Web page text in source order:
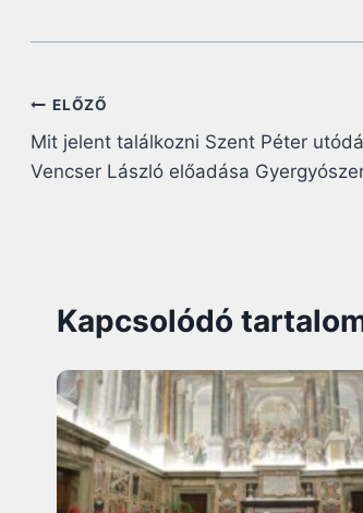
Bejegyzés
navigáció
ELŐZŐ
Mit jelent találkozni Szent Péter
Vencser László előadása
Kapcsolódó